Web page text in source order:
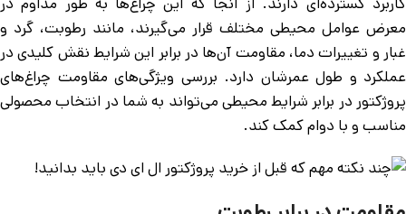
معرض عوامل محیطی مختلف قرار می‌گیرند، مانند رطوبت، گرد و
غبار و تغییرات دما، مقاومت آن‌ها در برابر این شرایط نقش کلیدی در
عملکرد و طول عمرشان دارد. بررسی ویژگی‌های مقاومت چراغ‌های
پروژکتور در برابر شرایط محیطی می‌تواند به شما در انتخاب محصولی
مناسب و با دوام کمک کند.